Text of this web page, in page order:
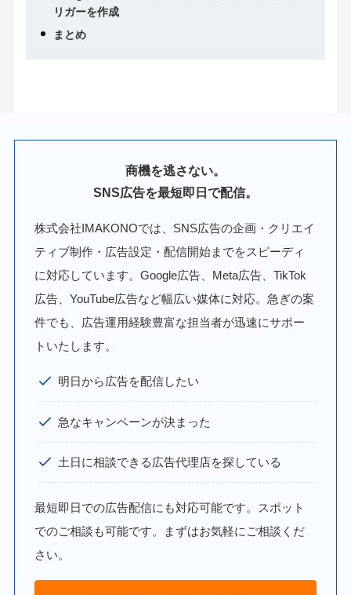
リガーを作成
まとめ
商機を逃さない。
SNS広告を最短即日で配信。
株式会社IMAKONOでは、SNS広告の企画・クリエイ
ティブ制作・広告設定・配信開始までをスピーディ
に対応しています。Google広告、Meta広告、TikTok
広告、YouTube広告など幅広い媒体に対応。急ぎの案
件でも、広告運用経験豊富な担当者が迅速にサポー
トいたします。
明日から広告を配信したい
急なキャンペーンが決まった
土日に相談できる広告代理店を探している
最短即日での広告配信にも対応可能です。スポット
でのご相談も可能です。まずはお気軽にご相談くだ
さい。